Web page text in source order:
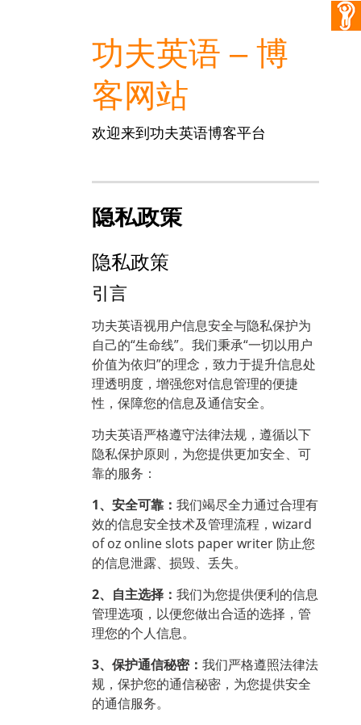
功夫英语 – 博
客网站
欢迎来到功夫英语博客平台
隐私政策
隐私政策
引言
功夫英语视用户信息安全与隐私保护为
自己的“生命线”。我们秉承“一切以用户
价值为依归”的理念，致力于提升信息处
理透明度，增强您对信息管理的便捷
性，保障您的信息及通信安全。
功夫英语严格遵守法律法规，遵循以下
隐私保护原则，为您提供更加安全、可
靠的服务：
1、安全可靠： 我们竭尽全力通过合理有
效的信息安全技术及管理流程， wizard
of oz online slots paper writer 防止您
的信息泄露、损毁、丢失。
2、自主选择： 我们为您提供便利的信息
管理选项，以便您做出合适的选择，管
理您的个人信息。
3、保护通信秘密： 我们严格遵照法律法
规，保护您的通信秘密，为您提供安全
的通信服务。